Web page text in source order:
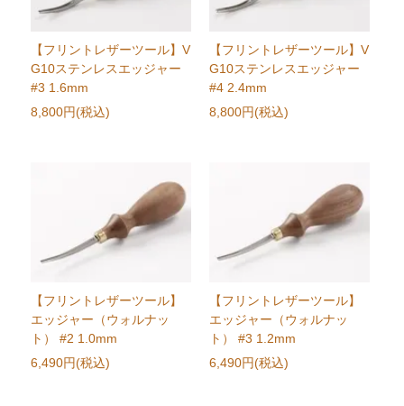
【フリントレザーツール】V
G10ステンレスエッジャー
#3 1.6mm
8,800円(税込)
【フリントレザーツール】V
G10ステンレスエッジャー
#4 2.4mm
8,800円(税込)
【フリントレザーツール】
エッジャー（ウォルナッ
ト） #2 1.0mm
6,490円(税込)
【フリントレザーツール】
エッジャー（ウォルナッ
ト） #3 1.2mm
6,490円(税込)